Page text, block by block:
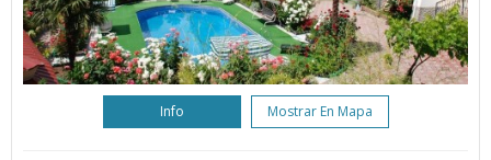
Info Mostrar En Mapa